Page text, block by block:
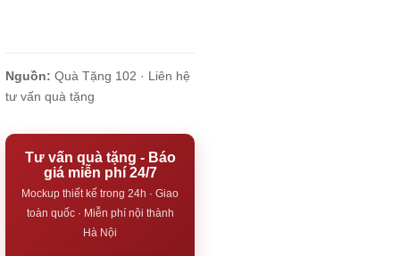
Nguồn: Quà Tặng 102 · Liên hệ
tư vấn quà tặng
Tư vấn quà tặng - Báo
giá miễn phí 24/7
Mockup thiết kế trong 24h · Giao
toàn quốc · Miễn phí nội thành
Hà Nội